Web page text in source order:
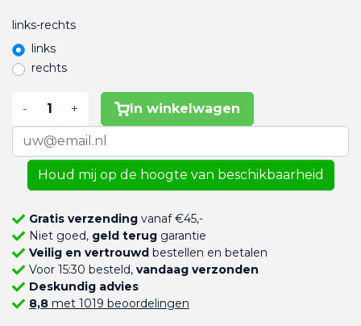
links-rechts
links
rechts
- + In winkelwagen
Houd mij op de hoogte van beschikbaarheid
Gratis verzendingvanaf €45,-
Niet goed, geld teruggarantie
Veilig en vertrouwdbestellen en betalen
Voor 15:30 besteld, vandaag verzonden
Deskundig advies
8,8met 1019 beoordelingen